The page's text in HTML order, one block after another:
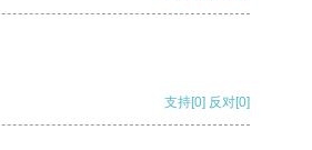
支持[0] 反对[0]